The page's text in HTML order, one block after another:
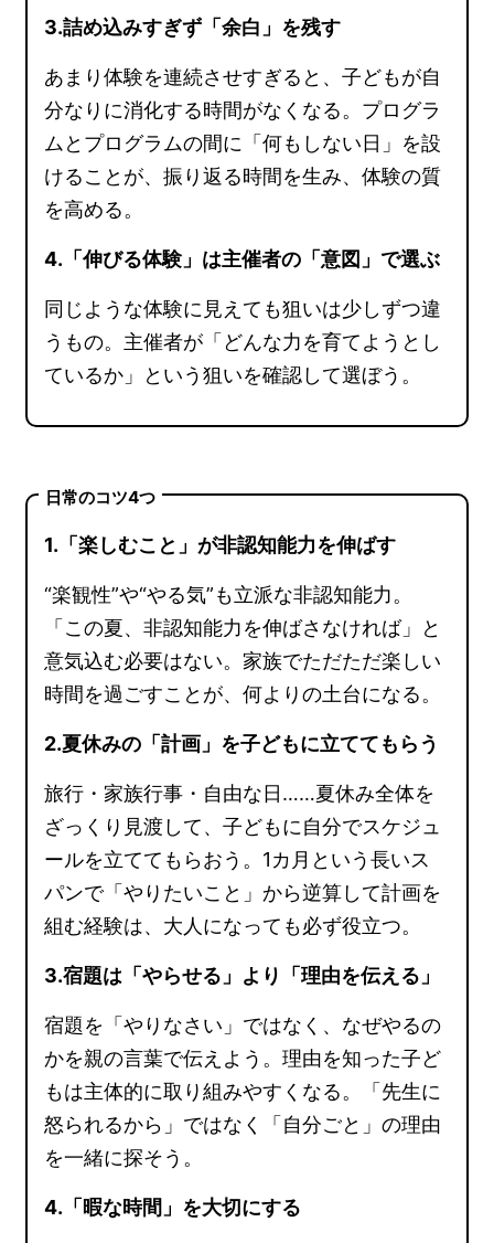
3.詰め込みすぎず「余白」を残す
あまり体験を連続させすぎると、子どもが自
分なりに消化する時間がなくなる。プログラ
ムとプログラムの間に「何もしない日」を設
けることが、振り返る時間を生み、体験の質
を高める。
4.「伸びる体験」は主催者の「意図」で選ぶ
同じような体験に見えても狙いは少しずつ違
うもの。主催者が「どんな力を育てようとし
ているか」という狙いを確認して選ぼう。
日常のコツ4つ
1.「楽しむこと」が非認知能力を伸ばす
“楽観性”や“やる気”も立派な非認知能力。
「この夏、非認知能力を伸ばさなければ」と
意気込む必要はない。家族でただただ楽しい
時間を過ごすことが、何よりの土台になる。
2.夏休みの「計画」を子どもに立ててもらう
旅行・家族行事・自由な日……夏休み全体を
ざっくり見渡して、子どもに自分でスケジュ
ールを立ててもらおう。1カ月という長いス
パンで「やりたいこと」から逆算して計画を
組む経験は、大人になっても必ず役立つ。
3.宿題は「やらせる」より「理由を伝える」
宿題を「やりなさい」ではなく、なぜやるの
かを親の言葉で伝えよう。理由を知った子ど
もは主体的に取り組みやすくなる。「先生に
怒られるから」ではなく「自分ごと」の理由
を一緒に探そう。
4.「暇な時間」を大切にする